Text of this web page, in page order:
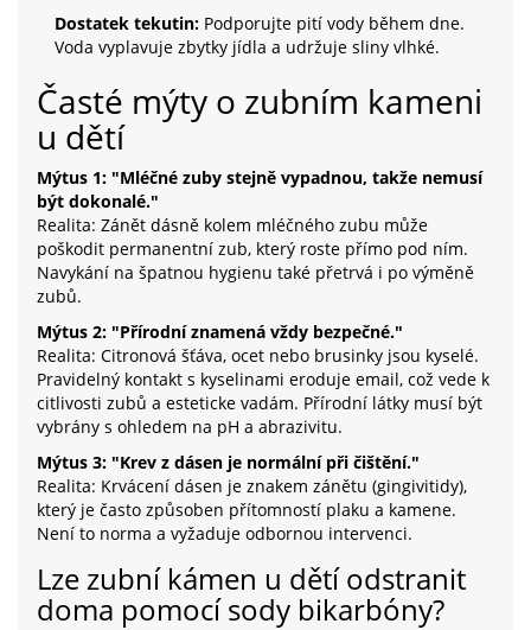
Dostatek tekutin: Podporujte pití vody během dne.
Voda vyplavuje zbytky jídla a udržuje sliny vlhké.
Časté mýty o zubním kameni
u dětí
Mýtus 1: "Mléčné zuby stejně vypadnou, takže nemusí
být dokonalé."
Realita: Zánět dásně kolem mléčného zubu může
poškodit permanentní zub, který roste přímo pod ním.
Navykání na špatnou hygienu také přetrvá i po výměně
zubů.
Mýtus 2: "Přírodní znamená vždy bezpečné."
Realita: Citronová šťáva, ocet nebo brusinky jsou kyselé.
Pravidelný kontakt s kyselinami eroduje email, což vede k
citlivosti zubů a esteticke vadám. Přírodní látky musí být
vybrány s ohledem na pH a abrazivitu.
Mýtus 3: "Krev z dásen je normální při čištění."
Realita: Krvácení dásen je znakem zánětu (gingivitidy),
který je často způsoben přítomností plaku a kamene.
Není to norma a vyžaduje odbornou intervenci.
Lze zubní kámen u dětí odstranit
doma pomocí sody bikarbóny?